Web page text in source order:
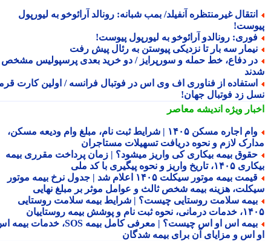
غیرمنتظره آنفیلد/ بمب شبانه: رونالد آرائوخو به لیورپول
رونالدو آرائوخو به لیورپول پیوست!
سه بار تا نزدیکی پیوستن به رئال پیش رفت
دفاع، خط حمله و سورپرایز / دو خرید بعدی پرسپولیس مشخص
از فناوری اف وی اس در فوتبال فرانسه / اولین کارت قرمز
زد فوتبال جهان!
ویژهاندیشه معاصر
وام اجاره مسکن ۱۴۰۵ | شرایط ثبت نام، مبلغ وام ودیعه مسکن،
لازم و نحوه دریافت تسهیلات مستاجران
بیمه بیکاری کی واریز میشود؟ | زمان پرداخت مقرری بیمه
واریز و نحوه پیگیری با کد ملی
قیمت بیمه موتور سیکلت ۱۴۰۵ اعلام شد | جدول نرخ بیمه موتور
هزینه بیمه شخص ثالث و عوامل موثر بر مبلغ نهایی
سلامت روستایی چیست؟ | شرایط بیمه سلامت روستایی
نام و پوشش بیمه روستاییان
بیمه اس او اس چیست؟ | معرفی کامل بیمه SOS، خدمات بیمه اس
اس و مزایای آن برای بیمه شدگان